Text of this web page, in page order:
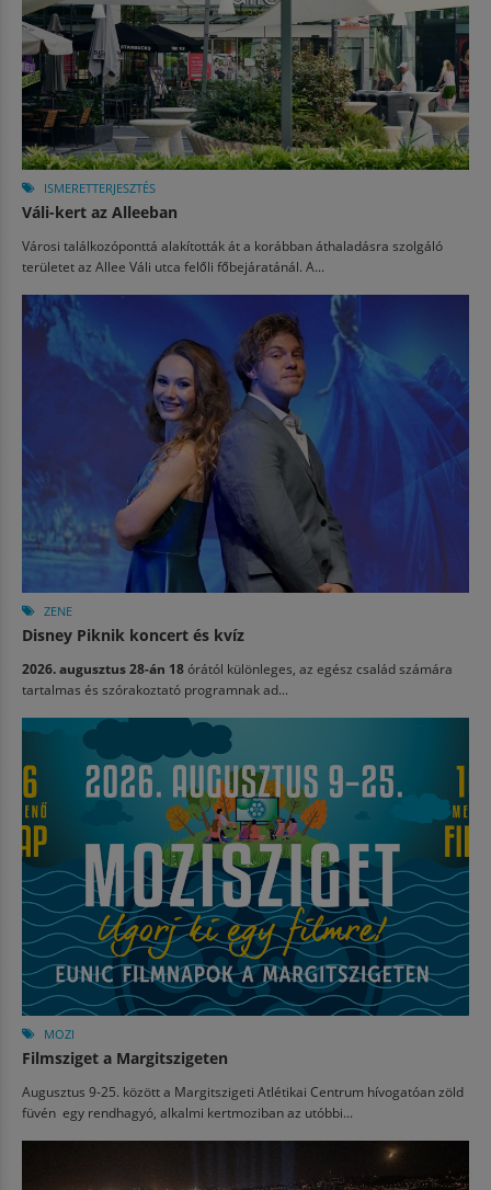
ISMERETTERJESZTÉS
Váli-kert az Alleeban
Városi találkozóponttá alakították át a korábban áthaladásra szolgáló
területet az Allee Váli utca felőli főbejáratánál. A...
ZENE
Disney Piknik koncert és kvíz
2026. augusztus 28-án 18órától különleges, az egész család számára
tartalmas és szórakoztató programnak ad...
MOZI
Filmsziget a Margitszigeten
Augusztus 9-25. között a Margitszigeti Atlétikai Centrum hívogatóan zöld
füvén egy rendhagyó, alkalmi kertmoziban az utóbbi...